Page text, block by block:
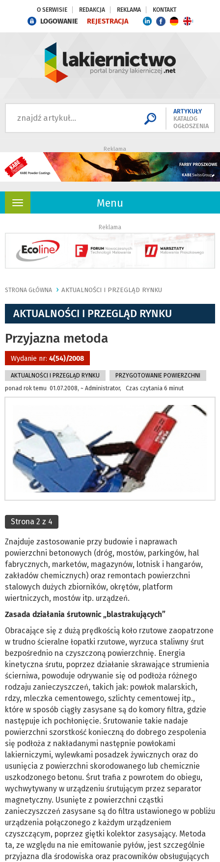
O SERWISIE REDAKCJA REKLAMA KONTAKT
LOGOWANIE REJESTRACJA
ARTYKUŁY
KATALOG
OGŁOSZENIA
Reklama
Menu
Rozwiń
Reklama
STRONA GŁÓWNA AKTUALNOŚCI I PRZEGLĄD RYNKU
AKTUALNOŚCI I PRZEGLĄD RYNKU
Przyjazna metoda
Wydanie nr: 4(54)/2008
AKTUALNOŚCI I PRZEGLĄD RYNKU
PRZYGOTOWANIE POWIERZCHNI
ponad rok temu 01.07.2008, ~ Administrator, Czas czytania 6 minut
Strona 2 z 4
Znajduje zastosowanie przy budowie i naprawach
powierzchni betonowych (dróg, mostów, parkingów, hal
fabrycznych, marketów, magazynów, lotnisk i hangarów,
zakładów chemicznych) oraz remontach powierzchni
stalowych dużych zbiorników, okrętów, platform
wiertniczych, mostów itp. urządzeń.
Zasada działania śrutownic „blastrakujących”
Obracające się z dużą prędkością koło rzutowe zaopatrzone
w trudno ścieralne łopatki rzutowe, wyrzuca staliwny śrut
bezpośrednio na czyszczoną powierzchnię. Energia
kinetyczna śrutu, poprzez działanie skrawające strumienia
ścierniwa, powoduje odrywanie się od podłoża różnego
rodzaju zanieczyszczeń, takich jak: powłok malarskich,
rdzy, mleczka cementowego, szlichty cementowej itp.,
które w sposób ciągły zasysane są do komory filtra, gdzie
następuje ich pochłonięcie. Śrutowanie takie nadaje
powierzchni szorstkość konieczną do dobrego zespolenia
się podłoża z nakładanymi następnie powłokami
lakierniczymi, wylewkami posadzek żywicznych oraz do
usunięcia z powierzchni skorodowanego lub chemicznie
uszkodzonego betonu. Śrut trafia z powrotem do obiegu,
wychwytywany w urządzeniu śrutującym przez separator
magnetyczny. Usunięte z powierzchni cząstki
zanieczyszczeń zasysane są do filtra ustawionego w pobliżu
urządzenia połączonego z każdym urządzeniem
czyszczącym, poprzez giętki kolektor zasysający. Metoda
ta, ze względu na nie emitowanie pyłów, jest szczególnie
przyjazna dla środowiska oraz pracowników obsługujących